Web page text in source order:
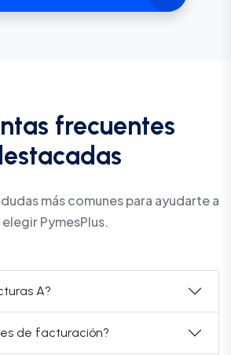
frecuentes
más comunes para ayudarte a
elegir PymesPlus.
A?
de facturación?